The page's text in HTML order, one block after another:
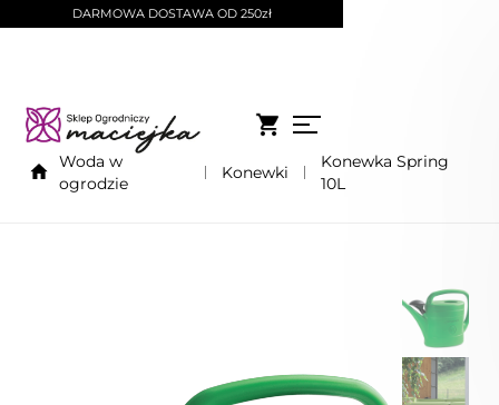
DARMOWA DOSTAWA OD 250zł
Woda w
ogrodzie
Konewki
Konewka Spring
10L